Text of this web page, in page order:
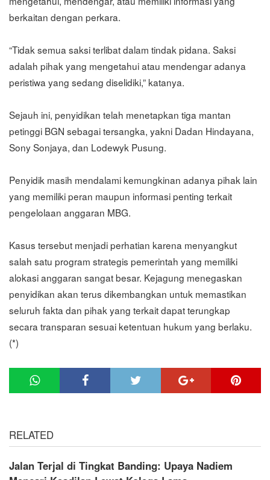
berkaitan dengan perkara.
“Tidak semua saksi terlibat dalam tindak pidana. Saksi
adalah pihak yang mengetahui atau mendengar adanya
peristiwa yang sedang diselidiki,” katanya.
Sejauh ini, penyidikan telah menetapkan tiga mantan
petinggi BGN sebagai tersangka, yakni Dadan Hindayana,
Sony Sonjaya, dan Lodewyk Pusung.
Penyidik masih mendalami kemungkinan adanya pihak lain
yang memiliki peran maupun informasi penting terkait
pengelolaan anggaran MBG.
Kasus tersebut menjadi perhatian karena menyangkut
salah satu program strategis pemerintah yang memiliki
alokasi anggaran sangat besar. Kejagung menegaskan
penyidikan akan terus dikembangkan untuk memastikan
seluruh fakta dan pihak yang terkait dapat terungkap
secara transparan sesuai ketentuan hukum yang berlaku.
(*)
RELATED
Jalan Terjal di Tingkat Banding: Upaya Nadiem